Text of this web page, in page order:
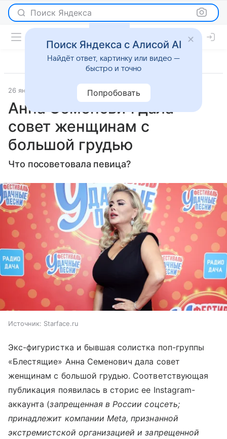
Поиск Яндекса
26 января 2025 Lenta.Ru Светская жизнь
Анна Семенович дала
совет женщинам с
большой грудью
Что посоветовала певица?
Источник: Starface.ru
Экс-фигуристка и бывшая солистка поп-группы
«Блестящие» Анна Семенович дала совет
женщинам с большой грудью. Соответствующая
публикация появилась в сторис ее Instagram-
аккаунта (запрещенная в России соцсеть;
принадлежит компании Meta, признанной
экстремистской организацией и запрещенной
Поиск Яндекса с Алисой AI
Найдёт ответ, картинку или видео —
быстро и точно
Попробовать